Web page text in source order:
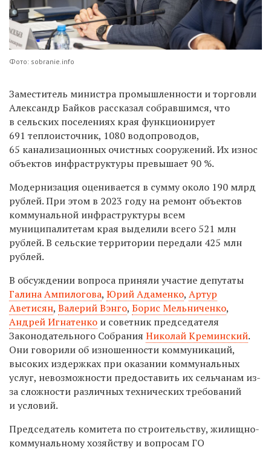
Фото: sobranie.info
Заместитель министра промышленности и торговли
Александр Байков рассказал собравшимся, что
в сельских поселениях края функционирует
691 теплоисточник, 1080 водопроводов,
65 канализационных очистных сооружений. Их износ
объектов инфраструктуры превышает 90 %.
Модернизация оценивается в сумму около 190 млрд
рублей. При этом в 2023 году на ремонт объектов
коммунальной инфраструктуры всем
муниципалитетам края выделили всего 521 млн
рублей. В сельские территории передали 425 млн
рублей.
В обсуждении вопроса приняли участие депутаты
Галина Ампилогова, Юрий Адаменко, Артур
Аветисян, Валерий Вэнго, Борис Мельниченко,
Андрей Игнатенко и советник председателя
Законодательного Собрания Николай Креминский.
Они говорили об изношенности коммуникаций,
высоких издержках при оказании коммунальных
услуг, невозможности предоставить их сельчанам из-
за сложности различных технических требований
и условий.
Председатель комитета по строительству, жилищно-
коммунальному хозяйству и вопросам ГО